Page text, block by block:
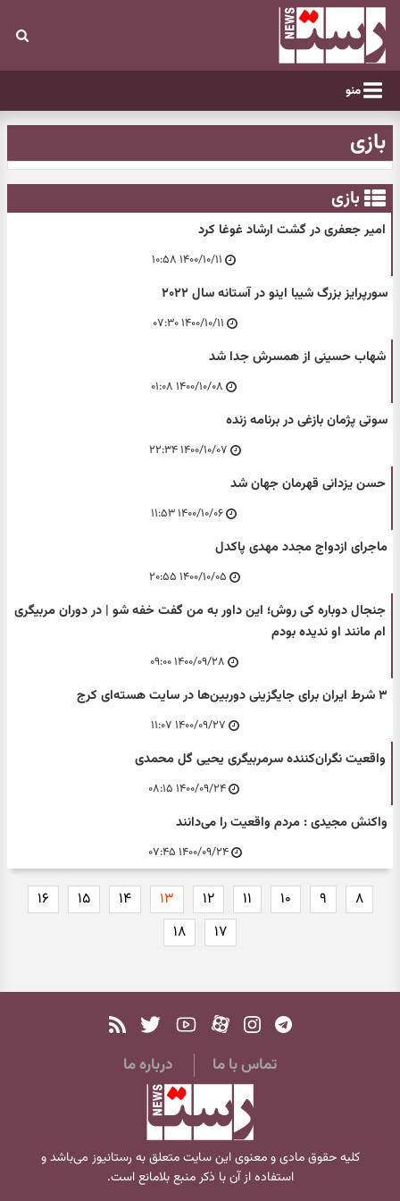
منو
بازی
بازی
امیر جعفری در گشت ارشاد غوغا کرد
۱۴۰۰/۱۰/۱۱ ۱۰:۵۸
سورپرایز بزرگ شیبا اینو در آستانه سال ۲۰۲۲
۱۴۰۰/۱۰/۱۱ ۰۷:۳۰
شهاب حسینی از همسرش جدا شد
۱۴۰۰/۱۰/۰۸ ۰۱:۰۸
سوتی پژمان بازغی در برنامه زنده
۱۴۰۰/۱۰/۰۷ ۲۲:۳۴
حسن یزدانی قهرمان جهان شد
۱۴۰۰/۱۰/۰۶ ۱۱:۵۳
ماجرای ازدواج مجدد مهدی پاکدل
۱۴۰۰/۱۰/۰۵ ۲۰:۵۵
جنجال دوباره کی روش؛ این داور به من گفت خفه شو | در دوران مربیگری
ام مانند او ندیده بودم
۱۴۰۰/۰۹/۲۸ ۰۹:۰۰
۳ شرط ایران برای جایگزینی دوربین‌ها در سایت هسته‌ای کرج
۱۴۰۰/۰۹/۲۷ ۱۱:۰۷
واقعیت نگران‌کننده سرمربیگری یحیی گل محمدی
۱۴۰۰/۰۹/۲۴ ۰۸:۱۵
واکنش مجیدی : مردم واقعیت را می‌دانند
۱۴۰۰/۰۹/۲۴ ۰۷:۴۵
۸ ۹ ۱۰ ۱۱ ۱۲ ۱۳ ۱۴ ۱۵
۱۶
۱۷
۱۸
تماس با ما درباره ما
کلیه حقوق مادی و معنوی این سایت متعلق به رستانیوز می‌باشد و
استفاده از آن با ذکر منبع بلامانع است.